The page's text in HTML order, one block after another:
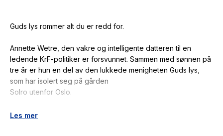
Guds lys rommer alt du er redd for.
Annette Wetre, den vakre og intelligente datteren til en
ledende KrF-politiker er forsvunnet. Sammen med sønnen på
tre år er hun en del av den lukkede menigheten Guds lys,
som har isolert seg på gården
Solro utenfor Oslo.
Akkurat idet politietterforsker Fredrik Beier får saken, blir
Les mer